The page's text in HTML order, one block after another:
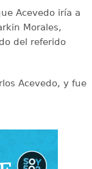
Acevedo iría a
Morales,
del referido
Acevedo, y fue